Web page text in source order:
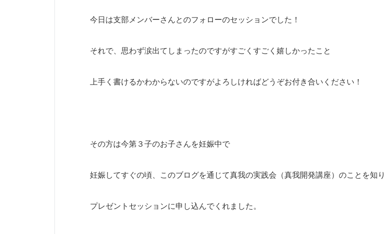
今日は支部メンバーさんとのフォローのセッションでした！
それで、思わず涙出てしまったのですがすごくすごく嬉しかったこと
上手く書けるかわからないのですがよろしければどうぞお付き合いください！
その方は今第３子のお子さんを妊娠中で
妊娠してすぐの頃、このブログを通じて真我の実践会（真我開発講座）のことを知り
プレゼントセッションに申し込んでくれました。